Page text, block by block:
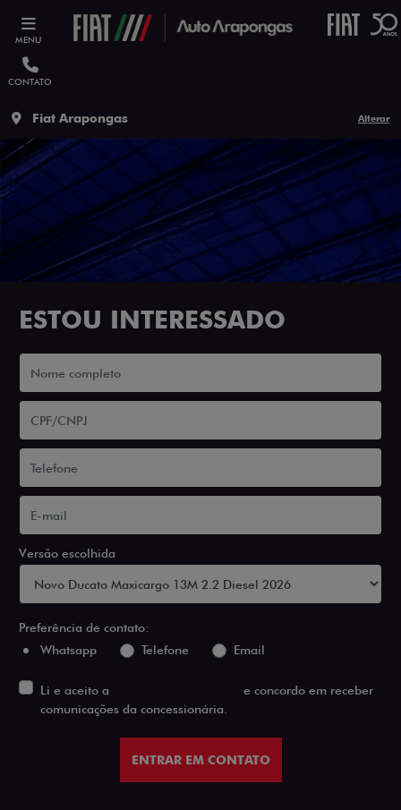
MENU
CONTATO
Fiat Arapongas Alterar
ESTOU INTERESSADO
Versão escolhida
Preferência de contato:
Whatsapp
Telefone Email
Li e aceito a
e concordo em receber
comunicações da concessionária.
ENTRAR EM CONTATO